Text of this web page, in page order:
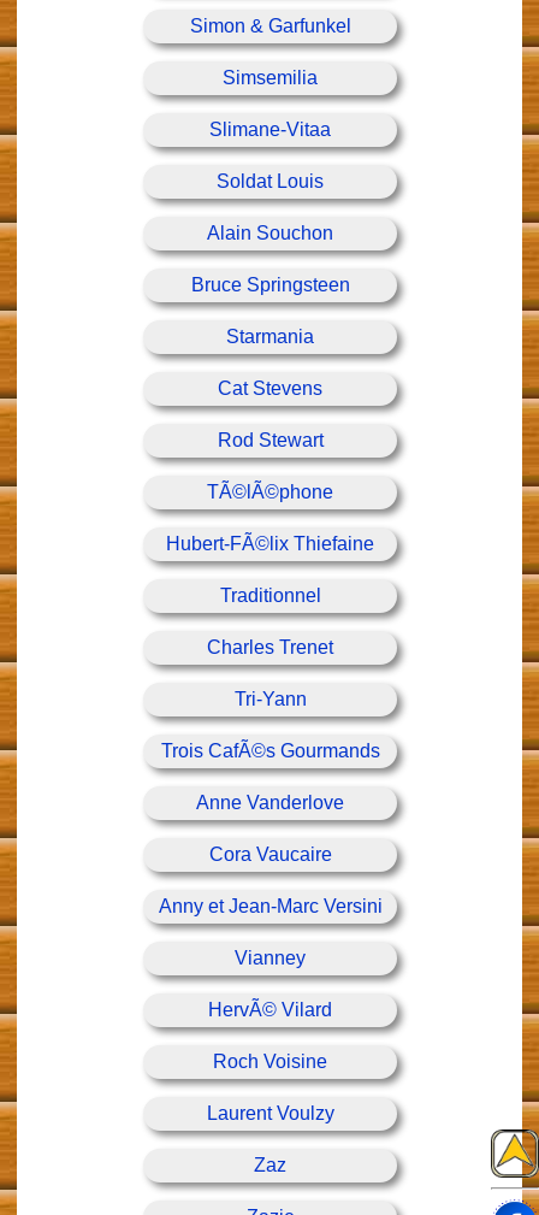
Simon & Garfunkel
Simsemilia
Slimane-Vitaa
Soldat Louis
Alain Souchon
Bruce Springsteen
Starmania
Cat Stevens
Rod Stewart
TÃ©lÃ©phone
Hubert-FÃ©lix Thiefaine
Traditionnel
Charles Trenet
Tri-Yann
Trois CafÃ©s Gourmands
Anne Vanderlove
Cora Vaucaire
Anny et Jean-Marc Versini
Vianney
HervÃ© Vilard
Roch Voisine
Laurent Voulzy
Zaz